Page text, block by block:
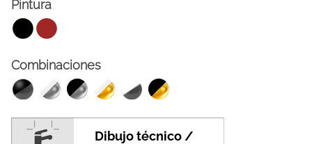
INSTAGRAM
CAT ESP
Pintura
Combinaciones
Dibujo técnico /